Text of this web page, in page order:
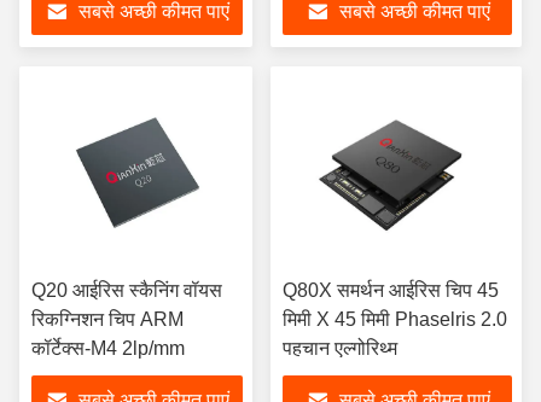
सबसे अच्छी कीमत पाएं सबसे अच्छी कीमत पाएं
Q20 आईरिस स्कैनिंग वॉयस
रिकग्निशन चिप ARM
कॉर्टेक्स-M4 2lp/mm
Q80X समर्थन आईरिस चिप 45
मिमी X 45 मिमी Phaselris 2.0
पहचान एल्गोरिथ्म